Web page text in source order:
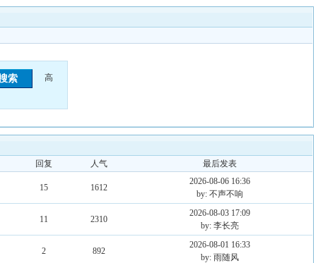
高
回复 人气 最后发表
15 1612
2026-08-06 16:36
by: 不声不响
11 2310
2026-08-03 17:09
by: 李长亮
2 892
2026-08-01 16:33
by: 雨随风